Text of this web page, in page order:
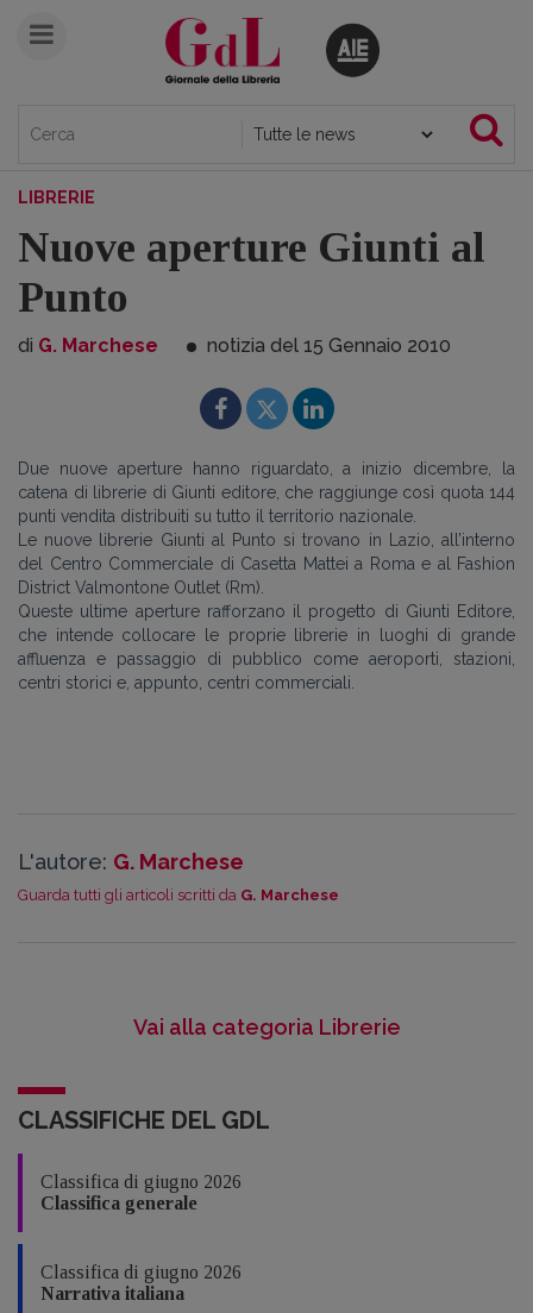
LIBRERIE
Nuove aperture Giunti al
Punto
di G. Marchese notizia del 15 Gennaio 2010
Due nuove aperture hanno riguardato, a inizio dicembre, la
catena di librerie di Giunti editore, che raggiunge così quota 144
punti vendita distribuiti su tutto il territorio nazionale.
Le nuove librerie Giunti al Punto si trovano in Lazio, all’interno
del Centro Commerciale di Casetta Mattei a Roma e al Fashion
District Valmontone Outlet (Rm).
Queste ultime aperture rafforzano il progetto di Giunti Editore,
che intende collocare le proprie librerie in luoghi di grande
affluenza e passaggio di pubblico come aeroporti, stazioni,
centri storici e, appunto, centri commerciali.
L'autore: G. Marchese
Guarda tutti gli articoli scritti da G. Marchese
Vai alla categoria Librerie
CLASSIFICHE DEL GDL
Classifica di giugno 2026
Classifica generale
Classifica di giugno 2026
Narrativa italiana